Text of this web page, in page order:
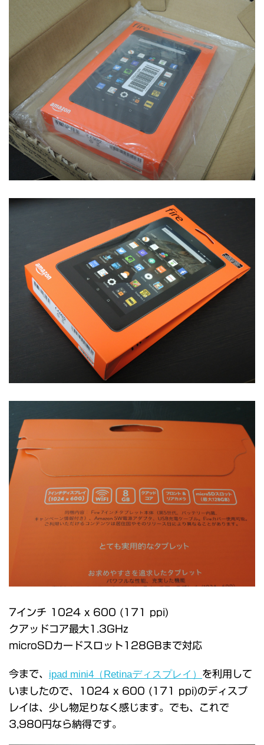
7インチ 1024 x 600 (171 ppi)
クアッドコア最大1.3GHz
microSDカードスロット128GBまで対応
今まで、 ipad mini4（Retinaディスプレイ）
を利用して
いましたので、1024 x 600 (171 ppi)のディスプ
レイは、少し物足りなく感じます。でも、これで
3,980円なら納得です。